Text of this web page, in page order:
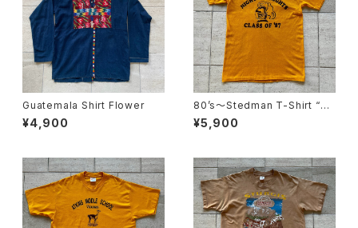
Guatemala Shirt Flower
¥4,900
80’s〜Stedman T-Shirt “M
ADE IN USA”
¥5,900